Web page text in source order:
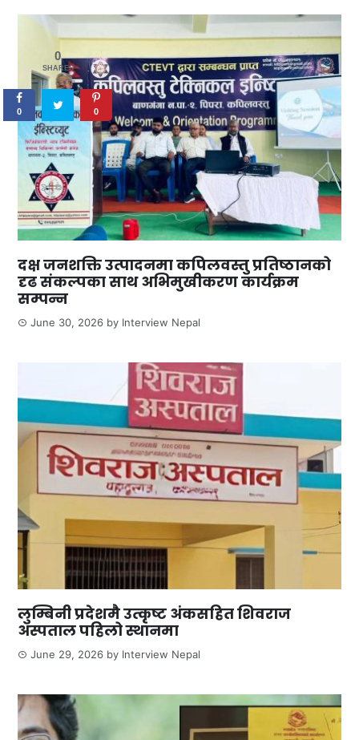
दक्ष जनशक्ति उत्पादनमा कपिलवस्तु प्रतिष्ठानको
दृढ संकल्पका साथ अभिमुखीकरण कार्यक्रम
सम्पन्न
June 30, 2026 by Interview Nepal
लुम्बिनी प्रदेशमै उत्कृष्ट अंकसहित शिवराज
अस्पताल पहिलो स्थानमा
June 29, 2026 by Interview Nepal
0
SHARES
0 0